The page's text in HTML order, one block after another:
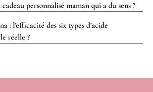
personnalisé maman qui a du sens ?
: l’efficacité des six types d’acide
réelle ?